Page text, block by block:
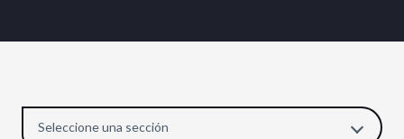
Seleccione una sección